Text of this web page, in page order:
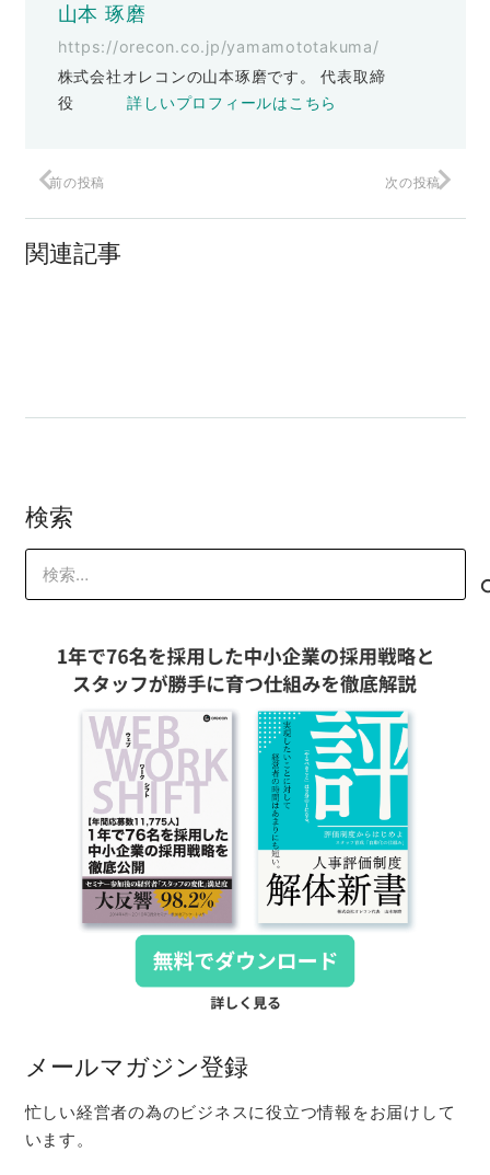
山本 琢磨
https://orecon.co.jp/yamamototakuma/
株式会社オレコンの山本琢磨です。 代表取締
役詳しいプロフィールはこちら
前の投稿 次の投稿
関連記事
検索
索:
メールマガジン登録
忙しい経営者の為のビジネスに役立つ情報をお届けして
います。